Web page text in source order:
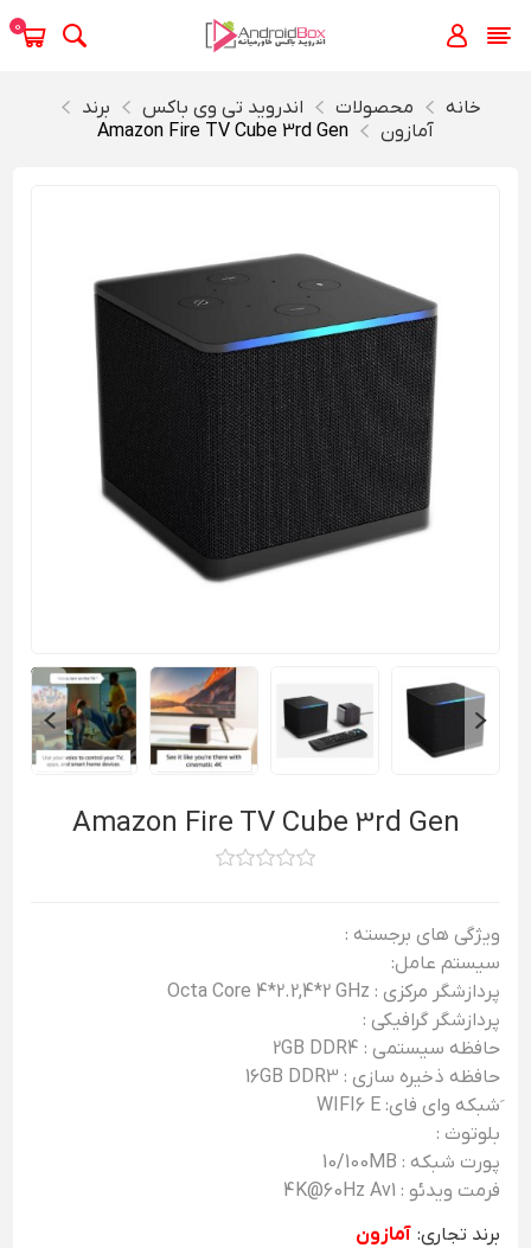
0
خانه محصولات اندروید تی‌ وی باکس
برند
آمازون
Amazon Fire TV Cube 3rd Gen
Amazon Fire TV Cube 3rd Gen
ویژگی های برجسته :
سیستم عامل:
پردازشگر مرکزی : Octa Core 4*2.2,4*2 GHz
پردازشگر گرافیکی :
حافظه سیستمی : 2GB DDR4
حافظه ذخیره سازی : 16GB DDR3
َشبکه وای فای: WIFI6 E
بلوتوث :
پورت شبکه : 10/100MB
فرمت ویدئو : 4K@60Hz Av1
برند تجاری: آمازون